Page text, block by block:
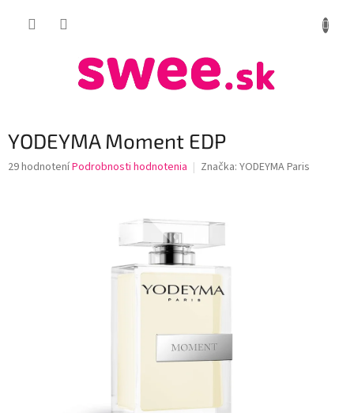
YODEYMA Moment EDP
Priemerné
29 hodnoteníPodrobnosti hodnotenia Značka: YODEYMA Paris